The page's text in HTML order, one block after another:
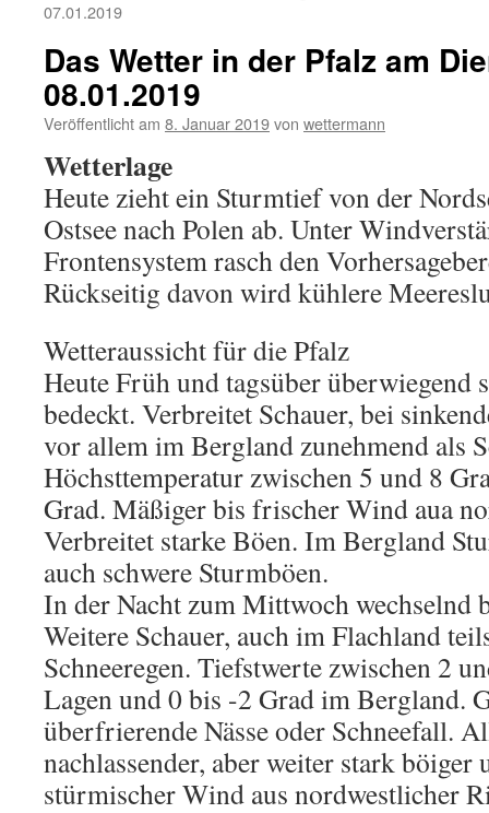
07.01.2019
Das Wetter in der Pfalz am
08.01.2019
Veröffentlicht am 8. Januar 2019von wettermann
Wetterlage
Heute zieht ein Sturmtief von der
Ostsee nach Polen ab. Unter
Frontensystem rasch den
Rückseitig davon wird kühlere
Wetteraussicht für die Pfalz
Heute Früh und tagsüber überwiegend
bedeckt. Verbreitet Schauer, bei
vor allem im Bergland zunehmend als
Höchsttemperatur zwischen 5 und 8
Grad. Mäßiger bis frischer Wind aua
Verbreitet starke Böen. Im Bergland
auch schwere Sturmböen.
In der Nacht zum Mittwoch wechselnd
Weitere Schauer, auch im Flachland
Schneeregen. Tiefstwerte zwischen 2
Lagen und 0 bis -2 Grad im Bergland.
überfrierende Nässe oder Schneefall.
nachlassender, aber weiter stark
stürmischer Wind aus nordwestlicher